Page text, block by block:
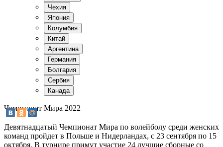
Чемпионат Мира 2022
Девятнадцатый Чемпионат Мира по волейболу среди женских
команд пройдет в Польше и Нидерландах, с 23 сентября по 15
октября. В турнире примут участие 24 лучшие сборные со